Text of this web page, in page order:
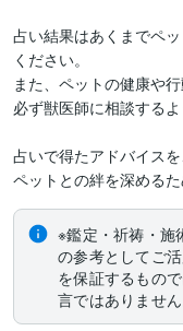
占い結果はあくまでペ
ください。
また、ペットの健康や
必ず獣医師に相談する
占いで得たアドバイスを
ペットとの絆を深める
※鑑定・祈祷・施
の参考としてご
を保証するもの
言ではありません